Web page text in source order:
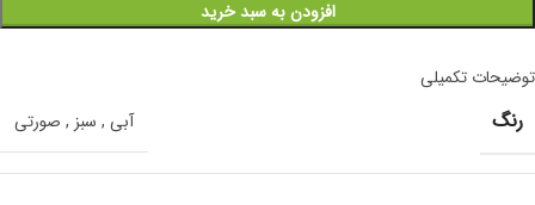
افزودن به سبد خرید
توضیحات تکمیلی
رنگ آبی , سبز , صورتی